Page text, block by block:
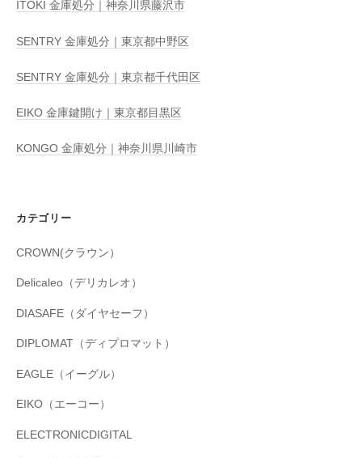
ITOKI 金庫処分｜神奈川県藤沢市
SENTRY 金庫処分｜東京都中野区
SENTRY 金庫処分｜東京都千代田区
EIKO 金庫鍵開け｜東京都目黒区
KONGO 金庫処分｜神奈川県川崎市
カテゴリー
CROWN(クラウン）
Delicaleo（デリカレオ）
DIASAFE（ダイヤセーフ）
DIPLOMAT（ディプロマット）
EAGLE（イーグル）
EIKO（エーコー）
ELECTRONICDIGITAL